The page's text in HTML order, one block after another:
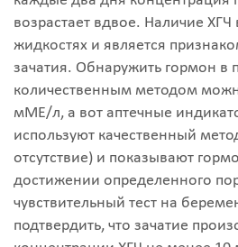
возрастает вдвое. Наличие ХГЧ
жидкостях и является
зачатия. Обнаружить гормон в
количественным методом
мМЕ/л, а вот аптечные
используют качественный
отсутствие) и показывают
достижении определенного
чувствительный тест на
подтвердить, что зачатие